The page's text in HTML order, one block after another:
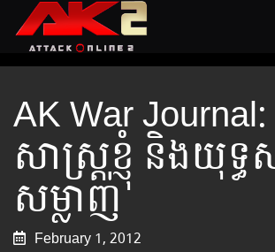
AK War
សាស្ត្រ​ខ្ញុំ និង​យុទ្ធ
សម្លាញ់
February 1, 2012